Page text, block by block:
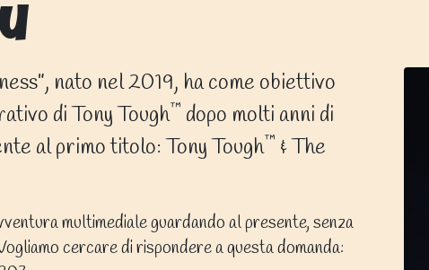
nato nel 2019, ha come obiettivo
di Tony Tough™ dopo molti anni di
al primo titolo: Tony Tough™ & The
multimediale guardando al presente, senza
cercare di rispondere a questa domanda: